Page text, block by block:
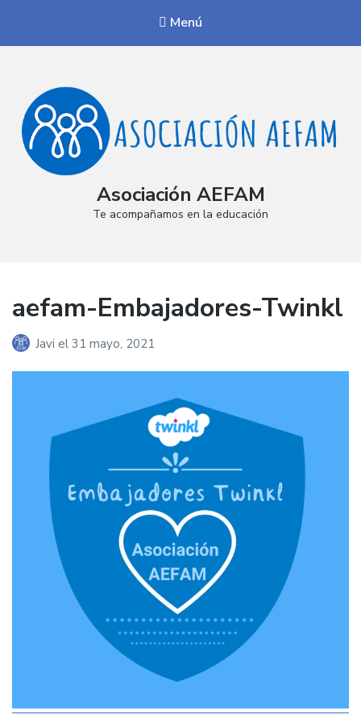
Menú
Asociación AEFAM
Te acompañamos en la educación
aefam-Embajadores-Twinkl
Javi el 31 mayo, 2021